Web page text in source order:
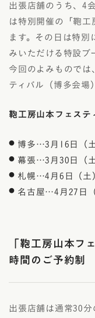
出張店舗のうち、4
は特別開催の「鞄工
ます。その日は特別
みいただける特設ブ
今回のよみものでは
ティバル（博多会場
鞄工房山本フェステ
博多…3月16日（
幕張…3月30日（
札幌…4月6日（土
名古屋…4月27日
「鞄工房山本フ
時間のご予約制
出張店舗は通常30分